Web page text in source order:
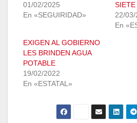
01/02/2025
En «SEGUIRIDAD»
22/03/
En
EXIGEN AL GOBIERNO
LES BRINDEN AGUA
POTABLE
19/02/2022
En «ESTATAL»